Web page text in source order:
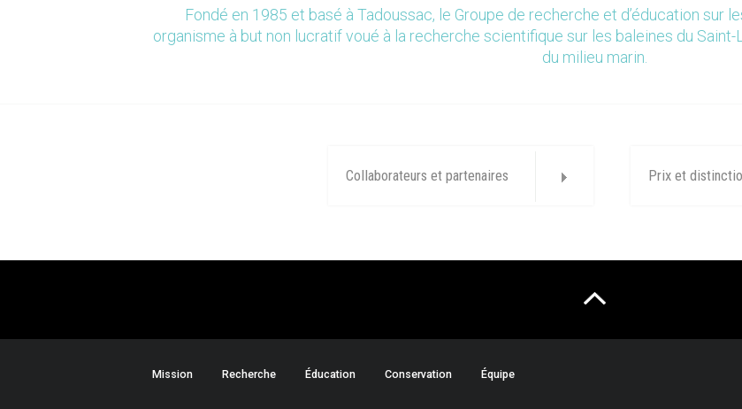
Fondé en 1985 et basé à Tadoussac, le Groupe de recherche et d’éducation sur
organisme à but non lucratif voué à la recherche scientifique sur les baleines du
du milieu marin.
Collaborateurs et partenaires Prix et
Mission Recherche Éducation Conservation Équipe